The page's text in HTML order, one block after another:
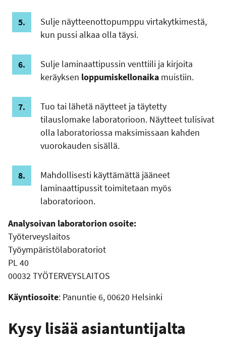
Sulje näytteenottopumppu virtakytkimestä,
kun pussi alkaa olla täysi.
Sulje laminaattipussin venttiili ja kirjoita
keräyksen loppumiskellonaika muistiin.
Tuo tai lähetä näytteet ja täytetty
tilauslomake laboratorioon. Näytteet tulisivat
olla laboratoriossa maksimissaan kahden
vuorokauden sisällä.
Mahdollisesti käyttämättä jääneet
laminaattipussit toimitetaan myös
laboratorioon.
Analysoivan laboratorion osoite:
Työterveyslaitos
Työympäristölaboratoriot
PL 40
00032 TYÖTERVEYSLAITOS
Käyntiosoite: Panuntie 6, 00620 Helsinki
Kysy lisää asiantuntijalta